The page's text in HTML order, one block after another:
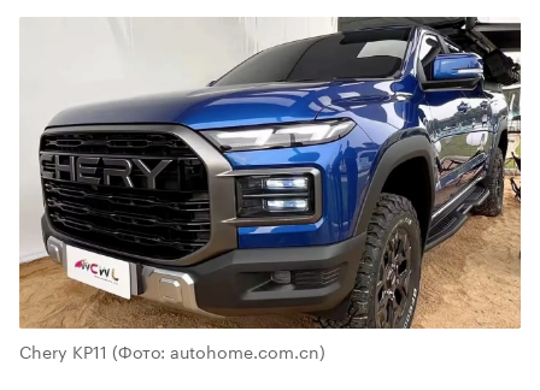
Chery KP11 (Фото: autohome.com.cn)